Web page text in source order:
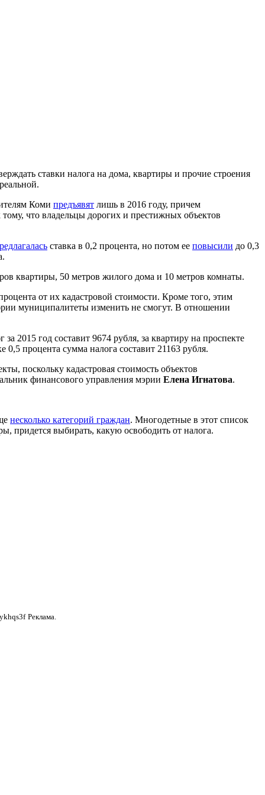
ставки налога на дома, квартиры и прочие строения
Коми предъявят лишь в 2016 году, причем
что владельцы дорогих и престижных объектов
ставка в 0,2 процента, но потом ее повысили до 0,3
квартиры, 50 метров жилого дома и 10 метров комнаты.
от их кадастровой стоимости. Кроме того, этим
муниципалитеты изменить не смогут. В отношении
2015 год составит 9674 рубля, за квартиру на проспекте
процента сумма налога составит 21163 рубля.
поскольку кадастровая стоимость объектов
финансового управления мэрии Елена Игнатова.
несколько категорий граждан. Многодетные в этот список
придется выбирать, какую освободить от налога.
Реклама.